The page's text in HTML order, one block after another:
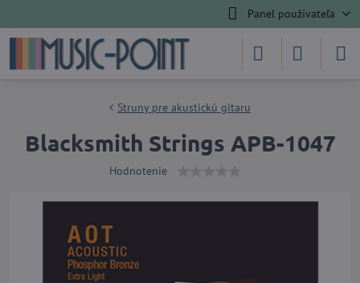
Panel používateľa
Struny pre akustickú gitaru
Blacksmith Strings APB-1047
Hodnotenie